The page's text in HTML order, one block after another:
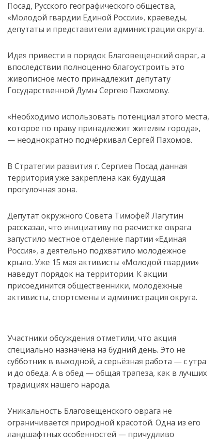
Посад, Русского географического общества,
«Молодой гвардии Единой России», краеведы,
депутаты и представители администрации округа.
Идея привести в порядок Благовещенский овраг, а
впоследствии полноценно благоустроить это
живописное место принадлежит депутату
Государственной Думы Сергею Пахомову.
«Необходимо использовать потенциал этого места,
которое по праву принадлежит жителям города»,
— неоднократно подчёркивал Сергей Пахомов.
В Стратегии развития г. Сергиев Посад данная
территория уже закреплена как будущая
прогулочная зона.
Депутат окружного Совета Тимофей Лагутин
рассказал, что инициативу по расчистке оврага
запустило местное отделение партии «Единая
Россия», а деятельно подхватило молодёжное
крыло. Уже 15 мая активисты «Молодой гвардии»
наведут порядок на территории. К акции
присоединится общественники, молодёжные
активисты, спортсмены и администрация округа.
Участники обсуждения отметили, что акция
специально назначена на будний день. Это не
субботник в выходной, а серьёзная работа — с утра
и до обеда. А в обед — общая трапеза, как в лучших
традициях нашего народа.
Уникальность Благовещенского оврага не
ограничивается природной красотой. Одна из его
ландшафтных особенностей — причудливо